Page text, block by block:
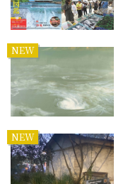
NEW
NEW